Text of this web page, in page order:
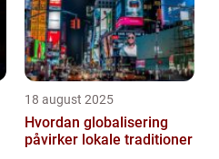
18 august 2025
Hvordan globalisering
påvirker lokale traditioner